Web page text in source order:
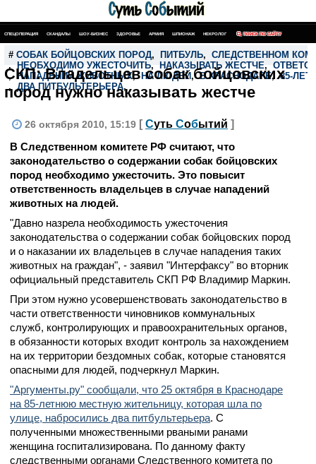
СПЕЦОПЕРАЦИЯ СКАНДАЛЫ ШОУ-БИЗНЕС ЗДОРОВЬЕ АРМИЯ ШПИОНАЖ НЕКРОЛОГ ПОИСК ПО САЙТУ
# СОБАК БОЙЦОВСКИХ ПОРОД, ПИТБУЛЬ, СЛЕДСТВЕННОМ
,
НЕОБХОДИМО УЖЕСТОЧИТЬ, НАКАЗЫВАТЬ ЖЕСТЧЕ,
, НАПАДЕНИЙ ЖИВОТНЫХ, НА ЛЮДЕЙ,В КРАСНОДАРЕ,85-
,ДВА ПИТБУЛЬТЕРЬЕРА,
СКП: Владельцев собак бойцовских
пород нужно наказывать жестче
26 октября 2010, 15:19 [ Суть Событий ]
В Следственном комитете РФ считают, что
законодательство о содержании собак бойцовских
пород необходимо ужесточить. Это повысит
ответственность владельцев в случае нападений
животных на людей.
"Давно назрела необходимость ужесточения
законодательства о содержании собак бойцовских пород
и о наказании их владельцев в случае нападения таких
животных на граждан", - заявил "Интерфаксу" во вторник
официальный представитель СКП РФ Владимир Маркин.
При этом нужно усовершенствовать законодательство в
части ответственности чиновников коммунальных
служб, контролирующих и правоохранительных органов,
в обязанности которых входит контроль за нахождением
на их территории бездомных собак, которые становятся
опасными для людей, подчеркнул Маркин.
"Аргументы.ру" сообщали, что 25 октября в Краснодаре
на 85-летнюю местную жительницу, которая шла по
улице, набросились два питбультерьера. С
полученными множественными рваными ранами
женщина госпитализирована. По данному факту
следственными органами Следственного комитета по